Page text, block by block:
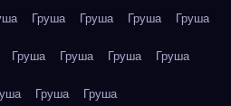
Груша Груша Груша Груша
Груша Груша Груша Груша
Груша Груша